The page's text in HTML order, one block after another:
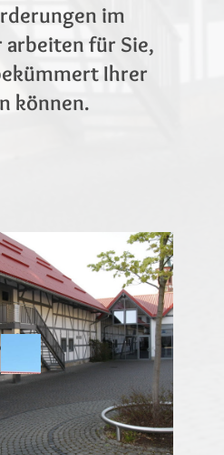
im
für Sie,
Ihrer
können.